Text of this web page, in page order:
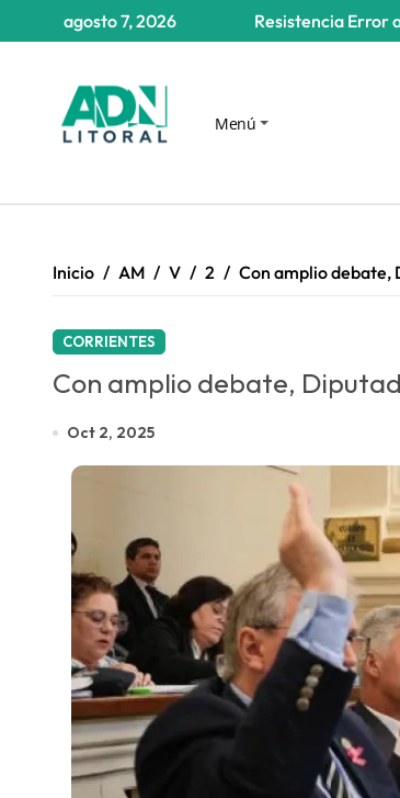
Resistencia Error
agosto 7, 2026
Menú
Inicio AM V 2 Con amplio debate,
CORRIENTES
Con amplio debate,
Oct 2, 2025